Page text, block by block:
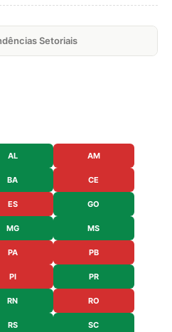
Setoriais
AL AM
BA CE
ES GO
MG MS
PA PB
PI PR
RN RO
RS SC